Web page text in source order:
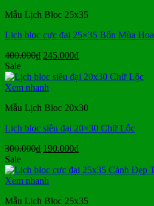
Mẫu Lịch Bloc 25x35
Lịch bloc cực đại 25×35 Bốn Mùa Hoa
400.000₫ Giá
là:
400.000₫.
245.000₫Giá
tại
Sale
Xem nhanh
Mẫu Lịch Bloc 20x30
Lịch bloc siêu đại 20×30 Chữ Lộc
300.000₫ Giá
là:
300.000₫.
190.000₫Giá
tại
Sale
Xem nhanh
Mẫu Lịch Bloc 25x35